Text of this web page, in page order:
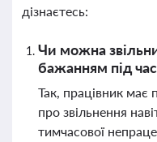
дізнаєтесь:
Чи можна
бажанням під
Так, працівник має
про звільнення
тимчасової